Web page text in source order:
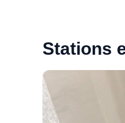
Stations